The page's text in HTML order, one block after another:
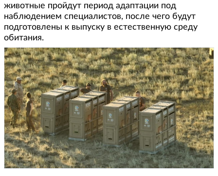
животные пройдут период адаптации под
наблюдением специалистов, после чего будут
подготовлены к выпуску в естественную среду
обитания.